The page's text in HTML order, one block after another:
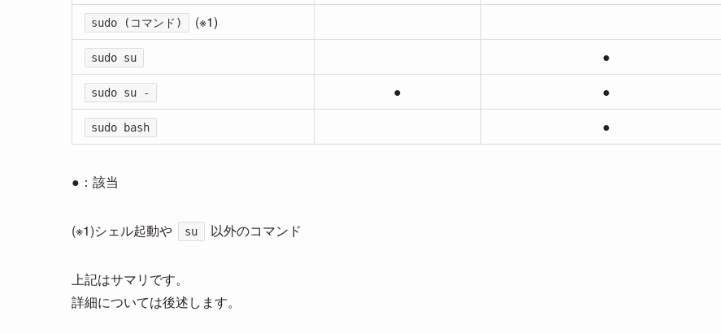
sudo (コマンド) (※1)
sudo su ●
sudo su - ● ●
sudo bash ●
●：該当
(※1)シェル起動や su 以外のコマンド
上記はサマリです。
詳細については後述します。